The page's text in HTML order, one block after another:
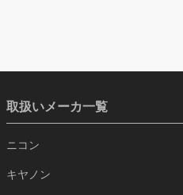
取扱いメーカ一覧
ニコン
キヤノン